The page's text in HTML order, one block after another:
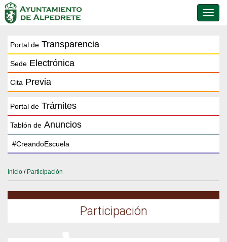
de
Portal de Transparencia
Sede Electrónica
Cita Previa
Portal de Trámites
Tablón de Anuncios
Inicio / Participación
Participación